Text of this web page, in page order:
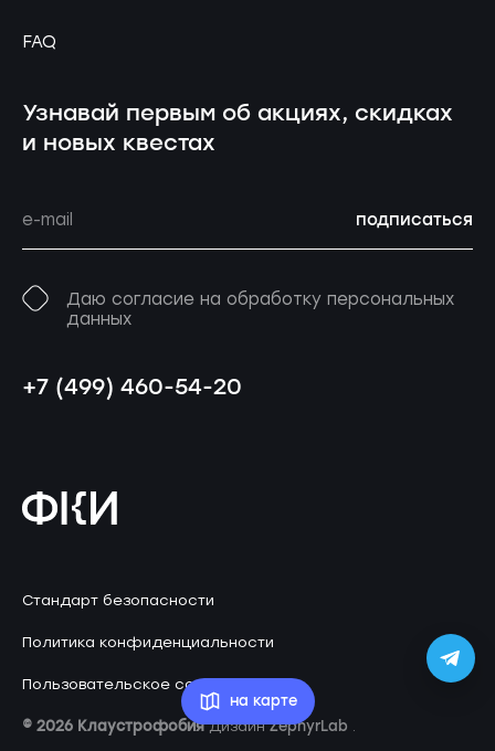
на карте
FAQ
Узнавай первым об акциях, скидках
и новых квестах
подписаться
Даю согласие на обработку персональных
данных
+7 (499) 460-54-20
Стандарт безопасности
Политика конфиденциальности
Пользовательское соглашение
© 2026 КлаустрофобияДизайнZephyrLab